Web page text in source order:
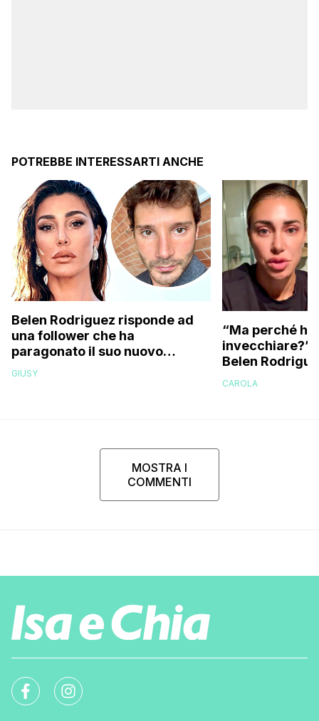
POTREBBE INTERESSARTI ANCHE
Belen Rodriguez risponde ad
una follower che ha
paragonato il suo nuovo
compagno all’ex marito
GIUSY
“Ma perché
Belen
CAROLA
MOSTRA I
COMMENTI